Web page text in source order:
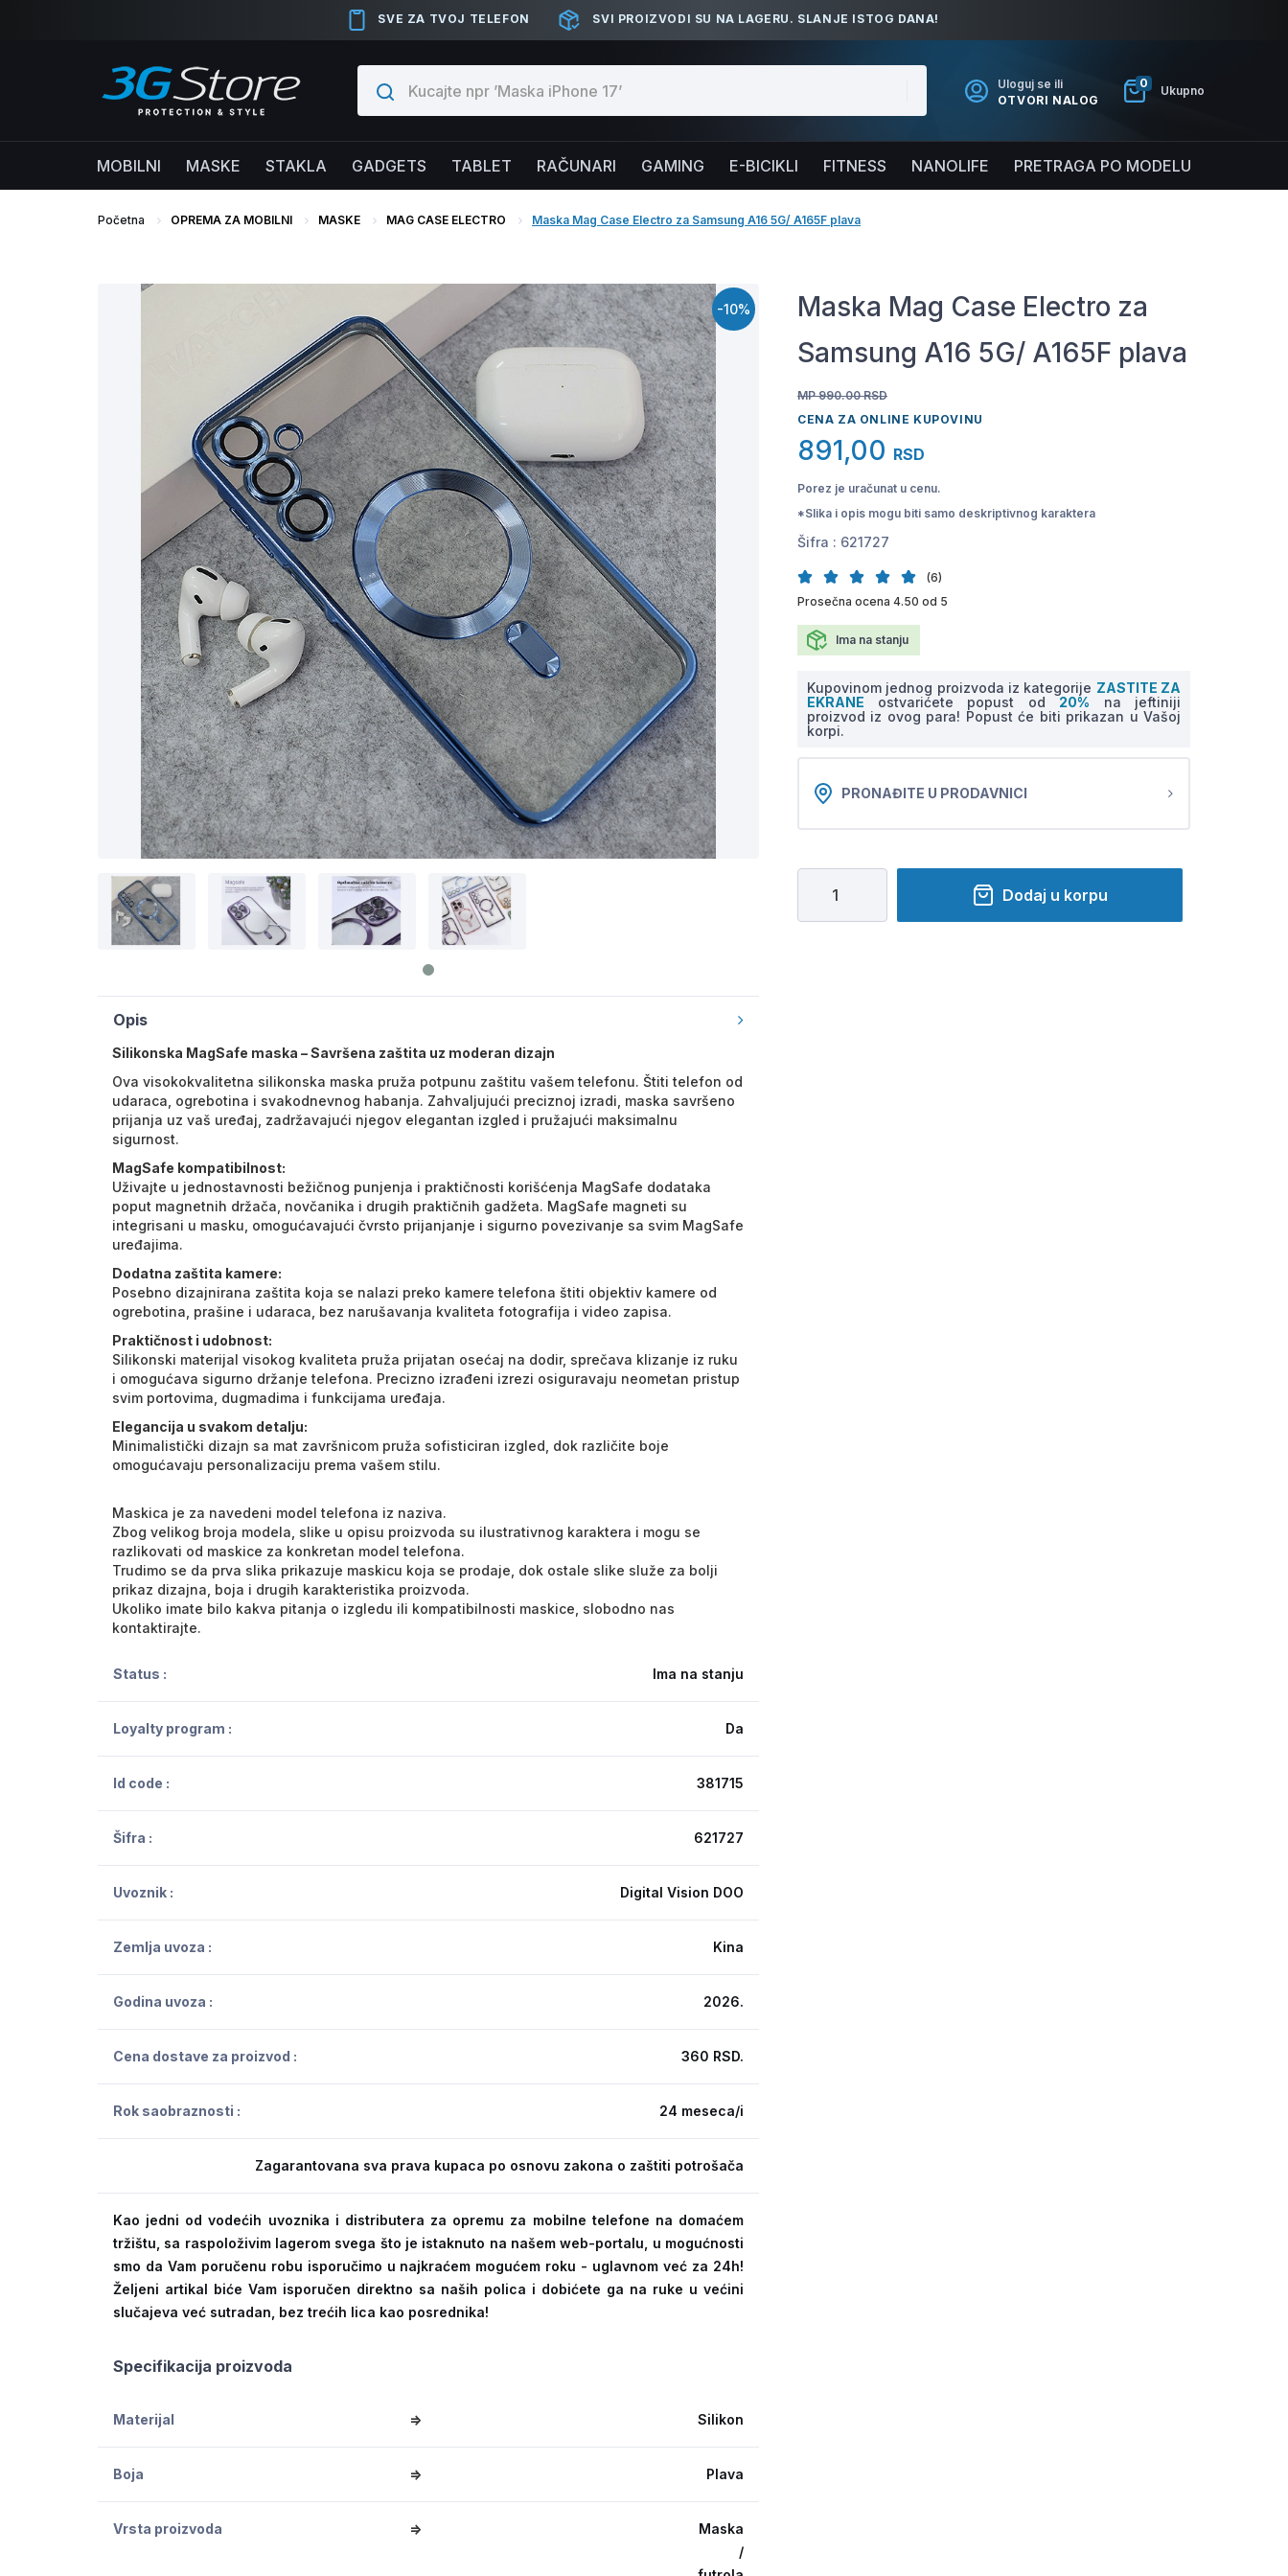
SVE ZA TVOJ TELEFON SVI PROIZVODI SU NA LAGERU. SLANJE ISTOG DANA!
Uloguj se ili
OTVORI NALOG
0
Ukupno
MOBILNI MASKE STAKLA GADGETS TABLET RAČUNARI GAMING E-BICIKLI FITNESS NANOLIFE PRETRAGA PO MODELU
Početna OPREMA ZA MOBILNI MASKE MAG CASE ELECTRO Maska Mag Case Electro za Samsung A16 5G/ A165F plava
-10%
Opis
Silikonska MagSafe maska – Savršena zaštita uz moderan dizajn
Ova visokokvalitetna silikonska maska pruža potpunu zaštitu vašem telefonu. Štiti telefon od
udaraca, ogrebotina i svakodnevnog habanja. Zahvaljujući preciznoj izradi, maska savršeno
prijanja uz vaš uređaj, zadržavajući njegov elegantan izgled i pružajući maksimalnu
sigurnost.
MagSafe kompatibilnost:
Uživajte u jednostavnosti bežičnog punjenja i praktičnosti korišćenja MagSafe dodataka
poput magnetnih držača, novčanika i drugih praktičnih gadžeta. MagSafe magneti su
integrisani u masku, omogućavajući čvrsto prijanjanje i sigurno povezivanje sa svim MagSafe
uređajima.
Dodatna zaštita kamere:
Posebno dizajnirana zaštita koja se nalazi preko kamere telefona štiti objektiv kamere od
ogrebotina, prašine i udaraca, bez narušavanja kvaliteta fotografija i video zapisa.
Praktičnost i udobnost:
Silikonski materijal visokog kvaliteta pruža prijatan osećaj na dodir, sprečava klizanje iz ruku
i omogućava sigurno držanje telefona. Precizno izrađeni izrezi osiguravaju neometan pristup
svim portovima, dugmadima i funkcijama uređaja.
Elegancija u svakom detalju:
Minimalistički dizajn sa mat završnicom pruža sofisticiran izgled, dok različite boje
omogućavaju personalizaciju prema vašem stilu.
Maskica je za navedeni model telefona iz naziva.
Zbog velikog broja modela, slike u opisu proizvoda su ilustrativnog karaktera i mogu se
razlikovati od maskice za konkretan model telefona.
Trudimo se da prva slika prikazuje maskicu koja se prodaje, dok ostale slike služe za bolji
prikaz dizajna, boja i drugih karakteristika proizvoda.
Ukoliko imate bilo kakva pitanja o izgledu ili kompatibilnosti maskice, slobodno nas
kontaktirajte.
Status : Ima na stanju
Loyalty program : Da
Id code : 381715
Šifra : 621727
Uvoznik : Digital Vision DOO
Zemlja uvoza : Kina
Godina uvoza : 2026.
Cena dostave za proizvod : 360 RSD.
Rok saobraznosti : 24 meseca/i
Zagarantovana sva prava kupaca po osnovu zakona o zaštiti potrošača
Kao jedni od vodećih uvoznika i distributera za opremu za mobilne telefone na domaćem
tržištu, sa raspoloživim lagerom svega što je istaknuto na našem web-portalu, u mogućnosti
smo da Vam poručenu robu isporučimo u najkraćem mogućem roku - uglavnom već za 24h!
Željeni artikal biće Vam isporučen direktno sa naših polica i dobićete ga na ruke u većini
slučajeva već sutradan, bez trećih lica kao posrednika!
Specifikacija proizvoda
Materijal => Silikon
Boja => Plava
Vrsta proizvoda =>
Maska
/
Maska Mag Case Electro za
Samsung A16 5G/ A165F plava
MP 990.00 RSD
CENA ZA ONLINE KUPOVINU
891,00 RSD
Porez je uračunat u cenu.
*Slika i opis mogu biti samo deskriptivnog karaktera
Šifra : 621727
(6)
Prosečna ocena 4.50 od 5
Ima na stanju
Kupovinom jednog proizvoda iz kategorije ZASTITE ZA
EKRANE ostvarićete popust od 20% na jeftiniji
proizvod iz ovog para! Popust će biti prikazan u Vašoj
korpi.
PRONAĐITE U PRODAVNICI
Dodaj u korpu